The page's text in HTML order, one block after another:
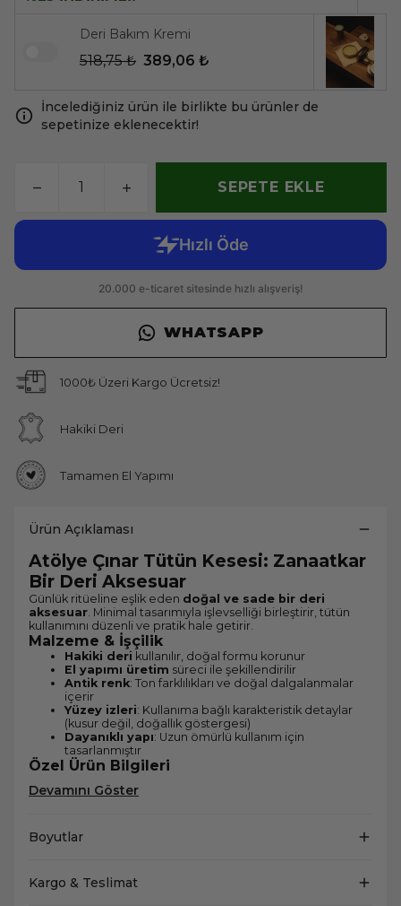
Deri Bakım Kremi
518,75 ₺ 389,06 ₺
İncelediğiniz ürün ile birlikte bu ürünler de
sepetinize eklenecektir!
SEPETE EKLE
WHATSAPP
1000₺ Üzeri Kargo Ücretsiz!
Hakiki Deri
Tamamen El Yapımı
Ürün Açıklaması
Atölye Çınar Tütün Kesesi: Zanaatkar
Bir Deri Aksesuar
Günlük ritüeline eşlik eden doğal ve sade bir deri
aksesuar. Minimal tasarımıyla işlevselliği birleştirir, tütün
kullanımını düzenli ve pratik hale getirir.
Malzeme & İşçilik
Hakiki deri kullanılır, doğal formu korunur
El yapımı üretim süreci ile şekillendirilir
Antik renk: Ton farklılıkları ve doğal dalgalanmalar
içerir
Yüzey izleri: Kullanıma bağlı karakteristik detaylar
(kusur değil, doğallık göstergesi)
Dayanıklı yapı: Uzun ömürlü kullanım için
tasarlanmıştır
Özel Ürün Bilgileri
Devamını Göster
Boyutlar
Kargo & Teslimat